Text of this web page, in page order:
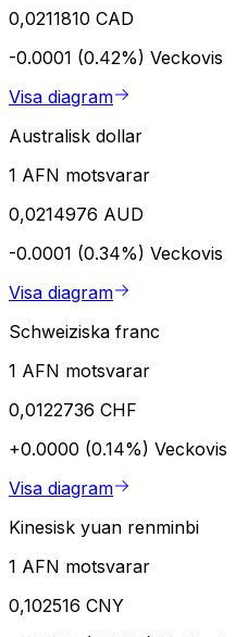
0,0211810 CAD
-0.0001 (0.42%) Veckovis
Visa diagram
Australisk dollar
1 AFN motsvarar
0,0214976 AUD
-0.0001 (0.34%) Veckovis
Visa diagram
Schweiziska franc
1 AFN motsvarar
0,0122736 CHF
+0.0000 (0.14%) Veckovis
Visa diagram
Kinesisk yuan renminbi
1 AFN motsvarar
0,102516 CNY